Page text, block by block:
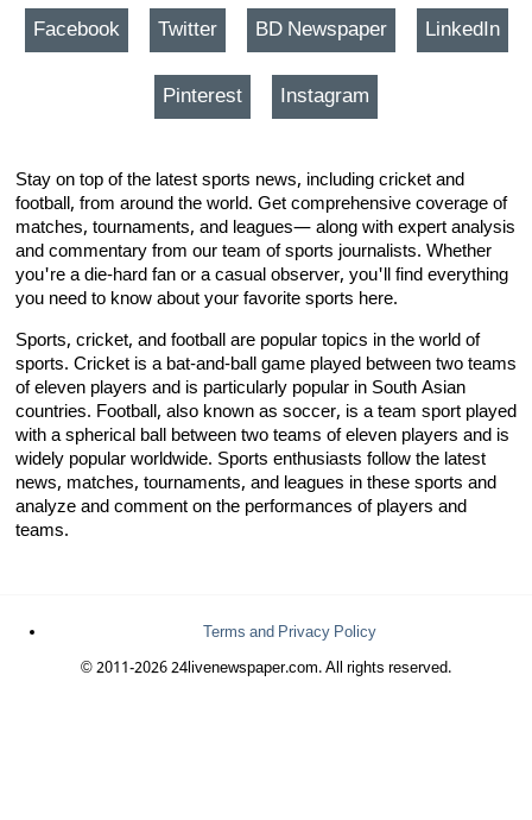
Facebook Twitter BD Newspaper LinkedIn
Pinterest Instagram
Stay on top of the latest sports news, including cricket and
football, from around the world. Get comprehensive coverage of
matches, tournaments, and leagues— along with expert analysis
and commentary from our team of sports journalists. Whether
you're a die-hard fan or a casual observer, you'll find everything
you need to know about your favorite sports here.
Sports, cricket, and football are popular topics in the world of
sports. Cricket is a bat-and-ball game played between two teams
of eleven players and is particularly popular in South Asian
countries. Football, also known as soccer, is a team sport played
with a spherical ball between two teams of eleven players and is
widely popular worldwide. Sports enthusiasts follow the latest
news, matches, tournaments, and leagues in these sports and
analyze and comment on the performances of players and
teams.
Terms and Privacy Policy
© 2011-2026 24livenewspaper.com. All rights reserved.